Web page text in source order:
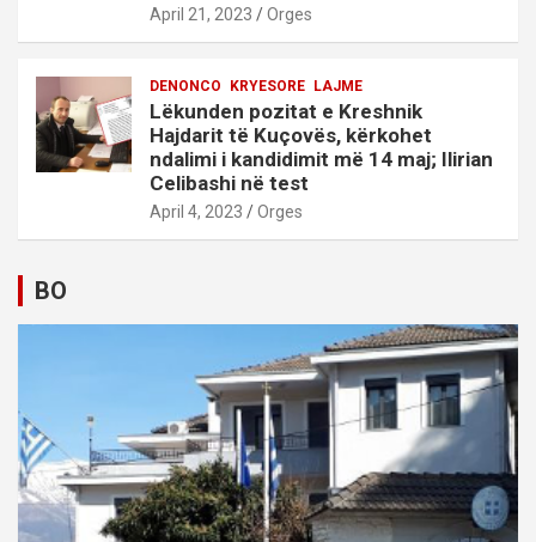
April 21, 2023 Orges
DENONCO KRYESORE LAJME
Lëkunden pozitat e Kreshnik
Hajdarit të Kuçovës, kërkohet
ndalimi i kandidimit më 14 maj; Ilirian
Celibashi në test
April 4, 2023 Orges
BO